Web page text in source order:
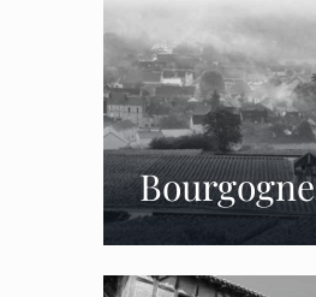
Bourgogne